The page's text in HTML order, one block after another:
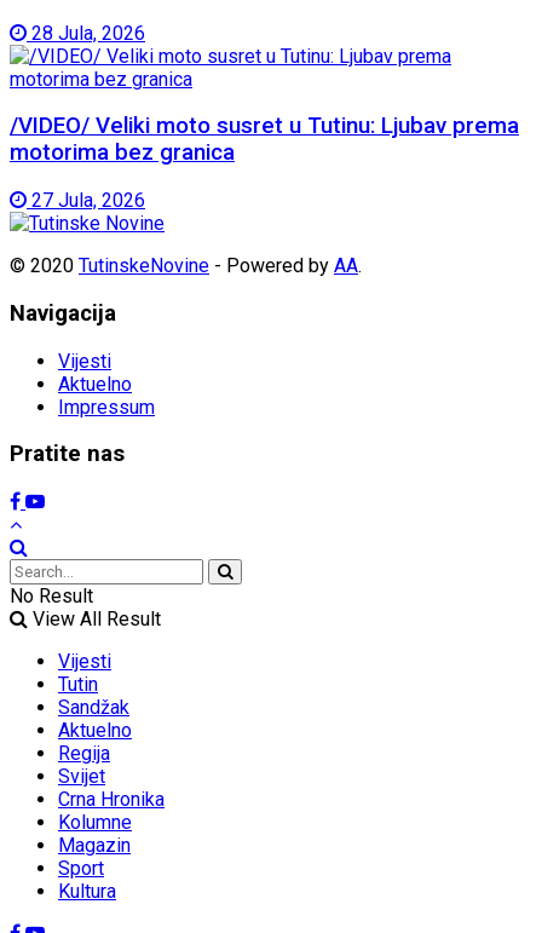
28 Jula, 2026
/VIDEO/ Veliki moto susret u Tutinu: Ljubav prema
motorima bez granica
27 Jula, 2026
© 2020 TutinskeNovine - Powered by AA.
Navigacija
Vijesti
Aktuelno
Impressum
Pratite nas
No Result
View All Result
Vijesti
Tutin
Sandžak
Aktuelno
Regija
Svijet
Crna Hronika
Kolumne
Magazin
Sport
Kultura